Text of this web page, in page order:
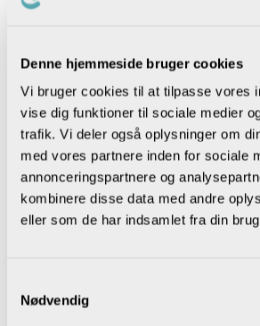
Denne hjemmeside bruger cookies
Vi bruger cookies til at tilpasse vores
vise dig funktioner til sociale medier
trafik. Vi deler også oplysninger om
med vores partnere inden for sociale
annonceringspartnere og
kombinere disse data med andre
eller som de har indsamlet fra din
Nødvendig
Er der fund fra seneste
opmærksomhed?
Når medlemmerne har udvalgt temaer,
drøftet i det lokale samtale- og
til at prioritere temaerne.
I kan drøfte følgende:
prioriteret?